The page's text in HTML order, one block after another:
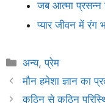
जब आत्मा प्रसन्न
प्यार जीवन में रंग
Categories
अन्य,प्रेम
मौन हमेशा ज्ञान का
कठिन से कठिन